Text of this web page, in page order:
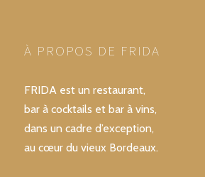
À PROPOS DE FRIDA
FRIDA est un restaurant,
bar à cocktails et bar à vins,
dans un cadre d’exception,
au cœur du vieux Bordeaux.